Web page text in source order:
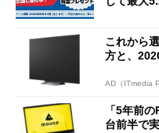
これから
方と、
AD（ITmedia
「5年前
台前半で